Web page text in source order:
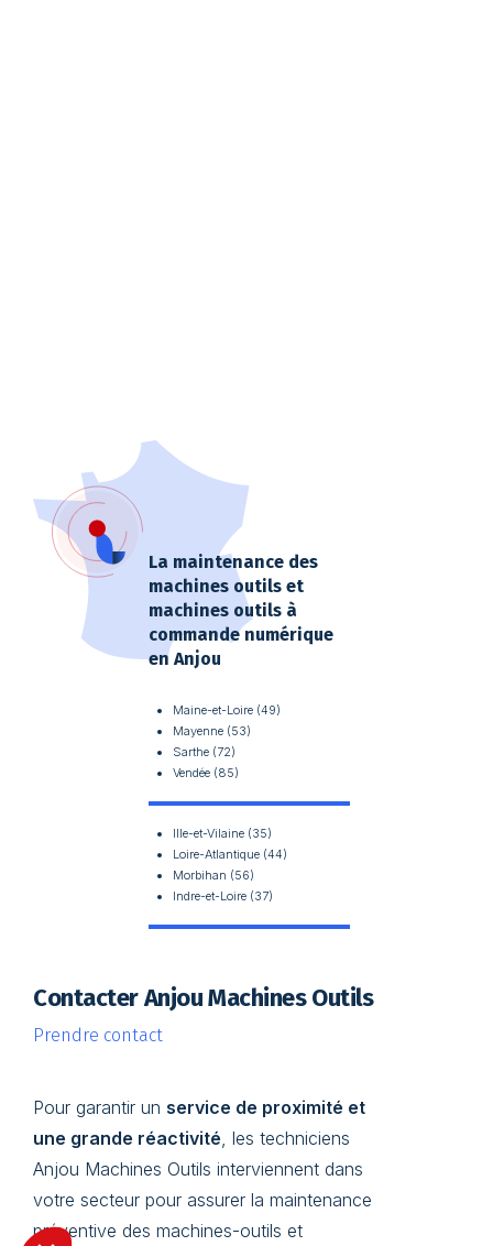
La maintenance des
machines outils et
machines outils à
commande numérique
en Anjou
Maine-et-Loire (49)
Mayenne (53)
Sarthe (72)
Vendée (85)
Ille-et-Vilaine (35)
Loire-Atlantique (44)
Morbihan (56)
Indre-et-Loire (37)
Contacter Anjou Machines Outils
Prendre contact
Pour garantir un service de proximité et
une grande réactivité , les techniciens
Anjou Machines Outils interviennent dans
votre secteur pour assurer la maintenance
préventive des machines-outils et